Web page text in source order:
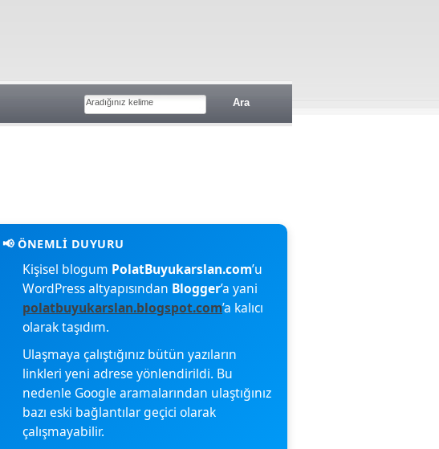
Kişisel blogum PolatBuyukarslan.com’u
WordPress altyapısından Blogger’a yani
polatbuyukarslan.blogspot.com’a kalıcı
olarak taşıdım.
Ulaşmaya çalıştığınız bütün yazıların
linkleri yeni adrese yönlendirildi. Bu
nedenle Google aramalarından ulaştığınız
bazı eski bağlantılar geçici olarak
çalışmayabilir.